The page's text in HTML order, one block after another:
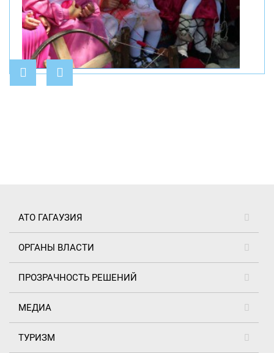
АТО ГАГАУЗИЯ
ОРГАНЫ ВЛАСТИ
ПРОЗРАЧНОСТЬ РЕШЕНИЙ
МЕДИА
ТУРИЗМ